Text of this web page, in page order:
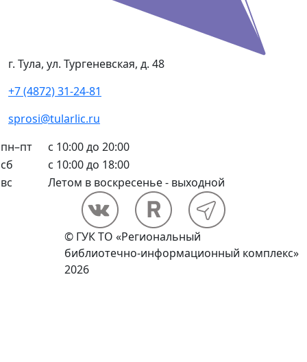
г. Тула, ул. Тургеневская, д. 48
+7 (4872) 31-24-81
sprosi@tularlic.ru
пн–пт
с 10:00 до 20:00
сб
с 10:00 до 18:00
вс
Летом в воскресенье - выходной
© ГУК ТО «Региональный
библиотечно-информационный комплекс»
2026